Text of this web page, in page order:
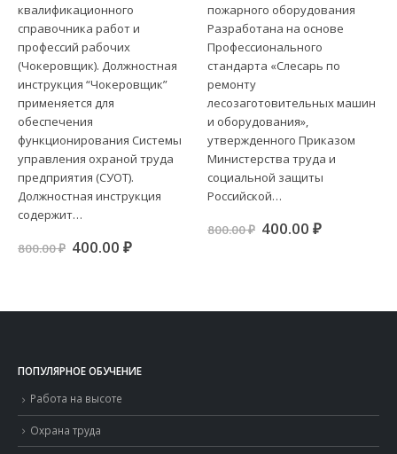
квалификационного
справочника работ и
профессий рабочих
(Чокеровщик). Должностная
инструкция “Чокеровщик”
применяется для
обеспечения
функционирования Системы
управления охраной труда
предприятия (СУОТ).
Должностная инструкция
содержит…
800.00₽ Первоначальная
400.00 ₽Текущая
пожарного оборудования
Разработана на основе
Профессионального
стандарта «Слесарь по
ремонту
лесозаготовительных машин
и оборудования»,
утвержденного Приказом
Министерства труда и
социальной защиты
Российской…
800.00₽ Первоначальная
400.00 ₽Текущая
ПОПУЛЯРНОЕ ОБУЧЕНИЕ
Работа на высоте
Охрана труда